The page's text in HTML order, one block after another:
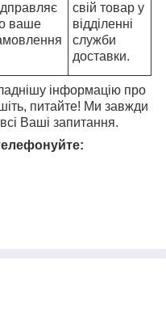
ваше
свій товар у
відділенні
служби
доставки.
інформацію про
питайте! Ми завжди
Ваші запитання.